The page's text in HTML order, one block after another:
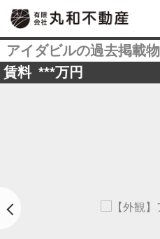
アイダビルの過去掲載
賃料 ***万円